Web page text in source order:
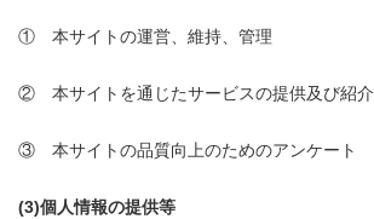
① 本サイトの運営、維持、管理
② 本サイトを通じたサービスの提供及び紹介
③ 本サイトの品質向上のためのアンケート
(3)個人情報の提供等